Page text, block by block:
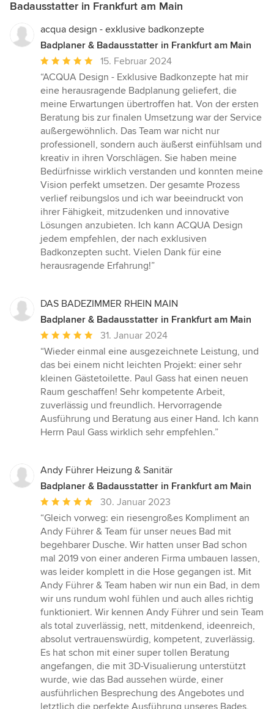
Badausstatter in Frankfurt am Main
acqua design - exklusive badkonzepte
Badplaner & Badausstatter in Frankfurt am Main
Durchschnittliche
Bewertung:
5
von
5
Sternen
15. Februar 2024
“ACQUA Design - Exklusive Badkonzepte hat mir
eine herausragende Badplanung geliefert, die
meine Erwartungen übertroffen hat. Von der ersten
Beratung bis zur finalen Umsetzung war der Service
außergewöhnlich. Das Team war nicht nur
professionell, sondern auch äußerst einfühlsam und
kreativ in ihren Vorschlägen. Sie haben meine
Bedürfnisse wirklich verstanden und konnten meine
Vision perfekt umsetzen. Der gesamte Prozess
verlief reibungslos und ich war beeindruckt von
ihrer Fähigkeit, mitzudenken und innovative
Lösungen anzubieten. Ich kann ACQUA Design
jedem empfehlen, der nach exklusiven
Badkonzepten sucht. Vielen Dank für eine
herausragende Erfahrung!”
DAS BADEZIMMER RHEIN MAIN
Badplaner & Badausstatter in Frankfurt am Main
Durchschnittliche
Bewertung:
5
von
5
Sternen
31. Januar 2024
“Wieder einmal eine ausgezeichnete Leistung, und
das bei einem nicht leichten Projekt: einer sehr
kleinen Gästetoilette. Paul Gass hat einen neuen
Raum geschaffen! Sehr kompetente Arbeit,
zuverlässig und freundlich. Hervorragende
Ausführung und Beratung aus einer Hand. Ich kann
Herrn Paul Gass wirklich sehr empfehlen.”
Andy Führer Heizung & Sanitär
Badplaner & Badausstatter in Frankfurt am Main
Durchschnittliche
Bewertung:
5
von
5
Sternen
30. Januar 2023
“Gleich vorweg: ein riesengroßes Kompliment an
Andy Führer & Team für unser neues Bad mit
begehbarer Dusche. Wir hatten unser Bad schon
mal 2019 von einer anderen Firma umbauen lassen,
was leider komplett in die Hose gegangen ist. Mit
Andy Führer & Team haben wir nun ein Bad, in dem
wir uns rundum wohl fühlen und auch alles richtig
funktioniert. Wir kennen Andy Führer und sein Team
als total zuverlässig, nett, mitdenkend, ideenreich,
absolut vertrauenswürdig, kompetent, zuverlässig.
Es hat schon mit einer super tollen Beratung
angefangen, die mit 3D-Visualierung unterstützt
wurde, wie das Bad aussehen würde, einer
ausführlichen Besprechung des Angebotes und